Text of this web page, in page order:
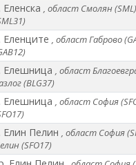
Еленска , област Смолян
Еленците , област Габрово
Елешница , област
(BLG37)
Елешница , област София
Елин Пелин , област София
(SFO17)